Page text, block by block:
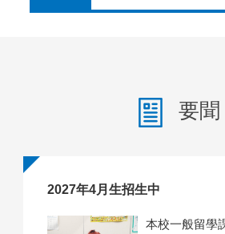
要聞
2027年4月生招生中
本校一般留學